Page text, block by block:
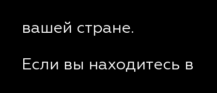
вашей стране.
Если вы находитесь в